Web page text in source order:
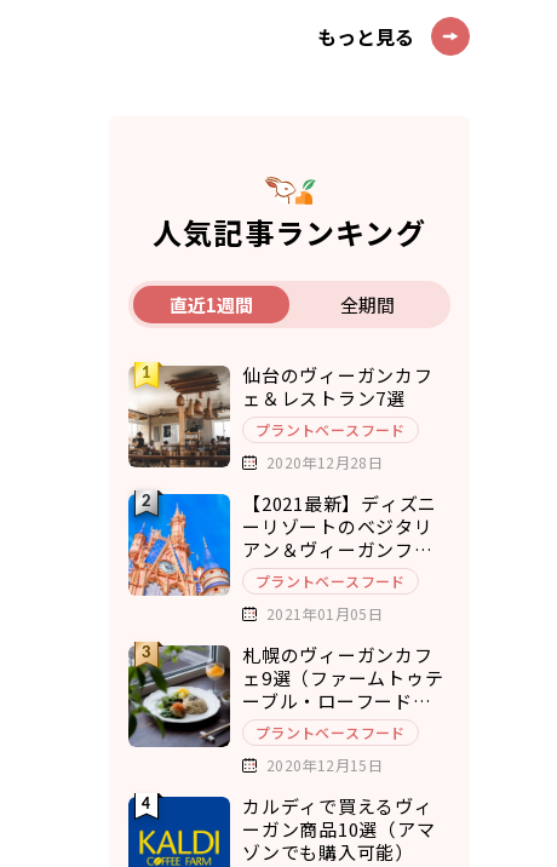
もっと見る
人気記事ランキング
直近1週間 全期間
仙台のヴィーガンカフ
ェ＆レストラン7選
プラントベースフード
2020年12月28日
【2021最新】ディズニ
ーリゾートのベジタリ
アン＆ヴィーガンフー
ド7選
プラントベースフード
2021年01月05日
札幌のヴィーガンカフ
ェ9選（ファームトゥテ
ーブル・ローフードカ
フェ・チキュウ）
プラントベースフード
2020年12月15日
カルディで買えるヴィ
ーガン商品10選（アマ
ゾンでも購入可能）